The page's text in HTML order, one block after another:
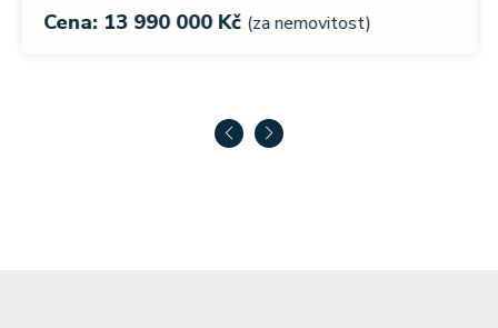
Cena: 13 990 000 Kč (za nemovitost)